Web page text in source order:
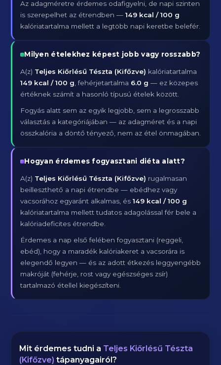
Az adagméretre érdemes odafigyelni, de napi szinten
is szerepelhet az étrendben —149 kcal / 100 g
kalóriatartalma mellett a legtöbb napi keretbe belefér.
Milyen ételekhez képest jobb vagy rosszabb?
A(z) Teljes Kiőrlésű Tészta (Kifőzve) kalóriatartalma
149 kcal / 100 g , fehérjetartalma 6.0 g — ez közepes
értéknek számít a hasonló típusú ételek között.
Fogyás alatt sem az egyik legjobb, sem a legrosszabb
választás a kategóriájában — az adagméret és a napi
összkalória a döntő tényező, nem az étel önmagában.
Hogyan érdemes fogyasztani diéta alatt?
A(z) Teljes Kiőrlésű Tészta (Kifőzve) rugalmasan
beilleszthető a napi étrendbe — ebédhez vagy
vacsorához egyaránt alkalmas, és149 kcal / 100 g
kalóriatartalma mellett tudatos adagolással fér bele a
kalóriadeficites étrendbe.
Érdemes a nap első felében fogyasztani (reggeli,
ebéd), hogy a maradék kalóriakeret a vacsorára is
elegendő legyen — és az adott étkezés leggyengébb
makróját (fehérje, rost vagy egészséges zsír)
tartalmazó étellel kiegészíteni.
Mit érdemes tudni a Teljes Kiőrlésű Tészta
(Kifőzve) tápanyagairól?